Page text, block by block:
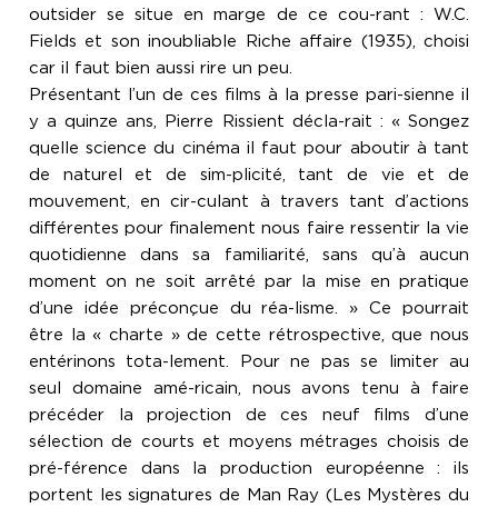
outsider se situe en marge de ce cou-rant : W.C.
Fields et son inoubliable Riche affaire (1935), choisi
car il faut bien aussi rire un peu.
Présentant l’un de ces films à la presse pari-sienne il
y a quinze ans, Pierre Rissient décla-rait : « Songez
quelle science du cinéma il faut pour aboutir à tant
de naturel et de sim-plicité, tant de vie et de
mouvement, en cir-culant à travers tant d’actions
différentes pour finalement nous faire ressentir la vie
quotidienne dans sa familiarité, sans qu’à aucun
moment on ne soit arrêté par la mise en pratique
d’une idée préconçue du réa-lisme. » Ce pourrait
être la « charte » de cette rétrospective, que nous
entérinons tota-lement. Pour ne pas se limiter au
seul domaine amé-ricain, nous avons tenu à faire
précéder la projection de ces neuf films d’une
sélection de courts et moyens métrages choisis de
pré-férence dans la production européenne : ils
portent les signatures de Man Ray (Les Mystères du